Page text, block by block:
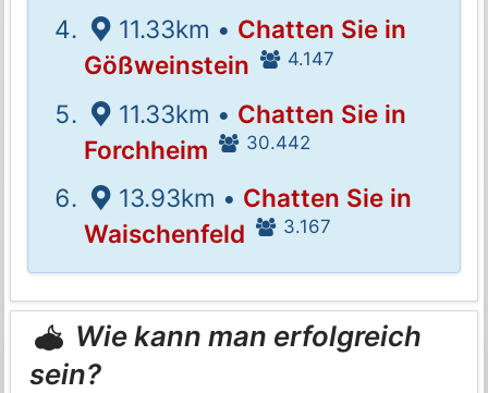
11.33km • Chatten Sie in
Gößweinstein
4.147
11.33km • Chatten Sie in
Forchheim
30.442
13.93km • Chatten Sie in
Waischenfeld
3.167
Wie kann man erfolgreich
sein?